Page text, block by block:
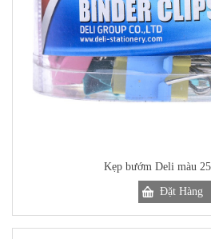
Kẹp bướm Deli màu